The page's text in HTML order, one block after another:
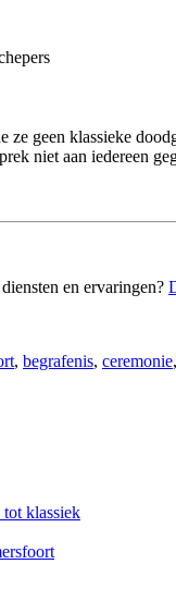
geen klassieke
niet aan iedereen
en ervaringen?
, begrafenis, ceremonie,
klassiek